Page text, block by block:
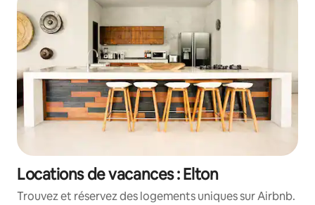
Locations de vacances : Elton
Trouvez et réservez des logements uniques sur Airbnb.